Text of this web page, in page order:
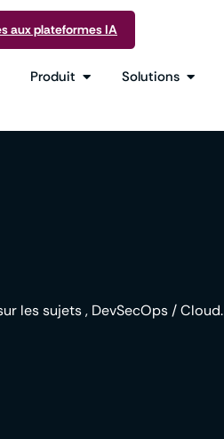
aux plateformes IA
Produit Solutions
les sujets , DevSecOps / Cloud.